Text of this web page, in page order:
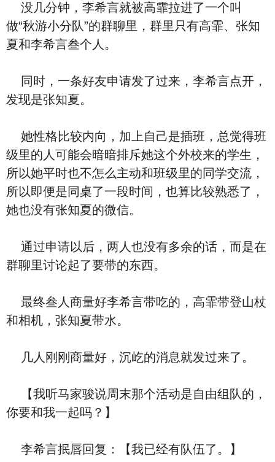
没几分钟，李希言就被高霏拉进了一个叫
做“秋游小分队”的群聊里，群里只有高霏、张知
夏和李希言叁个人。
同时，一条好友申请发了过来，李希言点开，
发现是张知夏。
她性格比较内向，加上自己是插班，总觉得班
级里的人可能会暗暗排斥她这个外校来的学生，
所以她平时也不怎么主动和班级里的同学交流，
所以即便是同桌了一段时间，也算比较熟悉了，
她也没有张知夏的微信。
通过申请以后，两人也没有多余的话，而是在
群聊里讨论起了要带的东西。
最终叁人商量好李希言带吃的，高霏带登山杖
和相机，张知夏带水。
几人刚刚商量好，沉屹的消息就发过来了。
【我听马家骏说周末那个活动是自由组队的，
你要和我一起吗？】
李希言抿唇回复：【我已经有队伍了。】